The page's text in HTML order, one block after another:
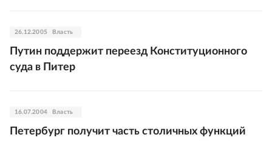
26.12.2005 Власть
Путин поддержит переезд Конституционного
суда в Питер
16.07.2004 Власть
Петербург получит часть столичных функций